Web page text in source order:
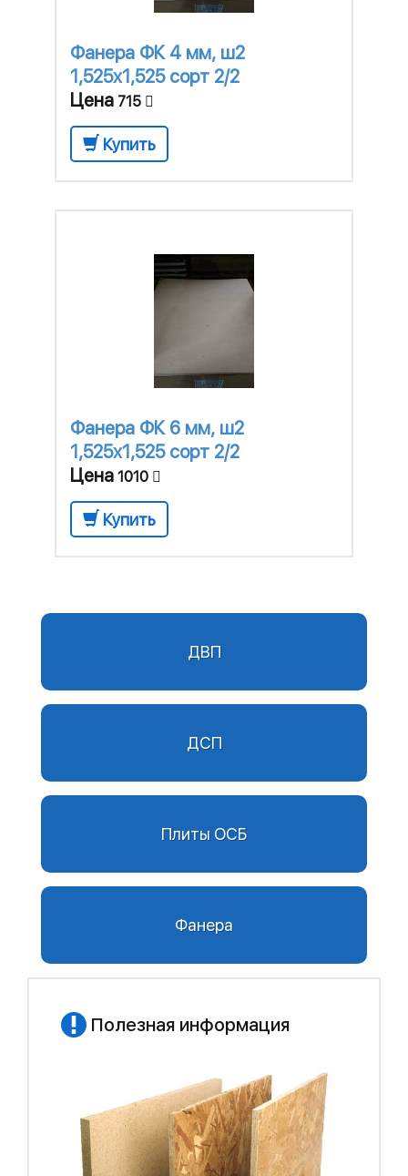
Фанера ФК 4 мм, ш2
1,525х1,525 сорт 2/2
Цена 715
Купить
Фанера ФК 6 мм, ш2
1,525х1,525 сорт 2/2
Цена 1010
Купить
ДВП
ДСП
Плиты ОСБ
Фанера
Полезная информация